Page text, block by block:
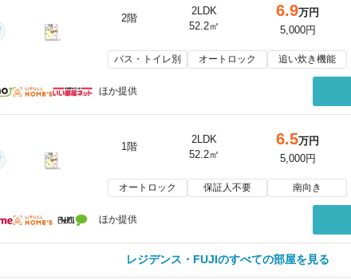
2階
2LDK
52.2㎡
6.9万円
5,000円
バス・トイレ別 オートロック 追い炊き機能
ほか提供
1階
2LDK
52.2㎡
6.5万円
5,000円
オートロック 保証人不要 南向き
ほか提供
レジデンス・FUJIのすべての部屋を見る